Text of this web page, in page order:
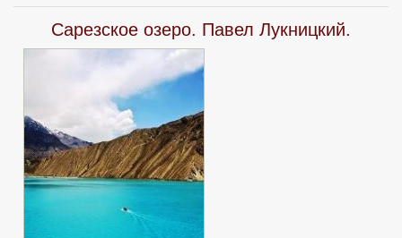
Сарезcкое озеро. Павел Лукницкий.